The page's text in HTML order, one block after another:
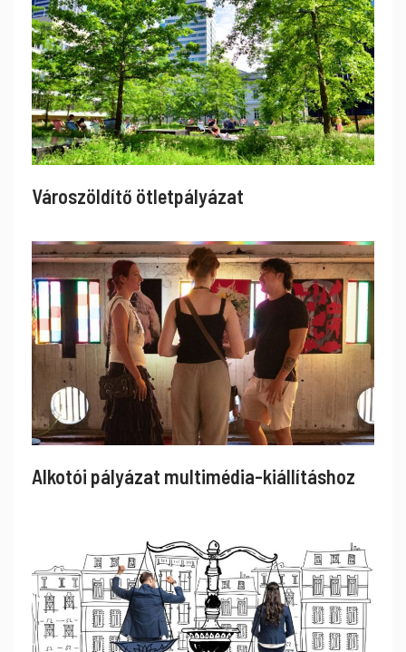
Városzöldítő ötletpályázat
Alkotói pályázat multimédia-kiállításhoz